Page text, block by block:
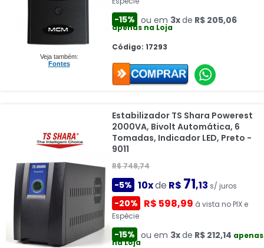
Veja também:
Fontes
-15% ou em 3xde R$ 205,06
apenas na Loja
Código: 17293
Estabilizador TS Shara Powerest
2000VA, Bivolt Automática, 6
Tomadas, Indicador LED, Preto -
9011
R$ 748,74
-5% 10xde R$ 71,13 s/ juros
-20% R$ 598,99 à vista no PIX e
Espécie
-15% ou em 3xde R$ 212,14 apenas
na Loja